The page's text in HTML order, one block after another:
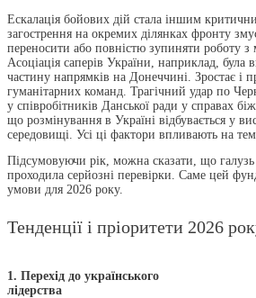
Ескалація бойових дій стала іншим
загострення на окремих ділянках фронту
переносити або повністю зупиняти роботу з
Асоціація саперів України, наприклад,
частину напрямків на Донеччині. Зростає і
гуманітарних команд. Трагічний удар по
у співробітників Данської ради у справах
що розмінування в Україні відбувається у
середовищі. Усі ці фактори впливають на темп
Підсумовуючи рік, можна сказати, що галузь
проходила серйозні перевірки. Саме цей
умови для 2026 року.
Тенденції і пріоритети 2026
1. Перехід до українського
лідерства